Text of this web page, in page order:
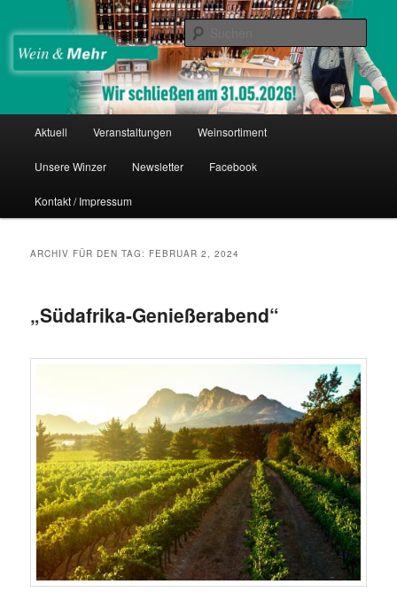
Inhalt
wechseln
sekundären
Inhalt
wechselnWein & Mehr
Thomas Nies
Aktuell Veranstaltungen Weinsortiment
Unsere Winzer Newsletter Facebook
Kontakt / Impressum
ARCHIV FÜR DEN TAG: FEBRUAR 2, 2024
„Südafrika-Genießerabend“